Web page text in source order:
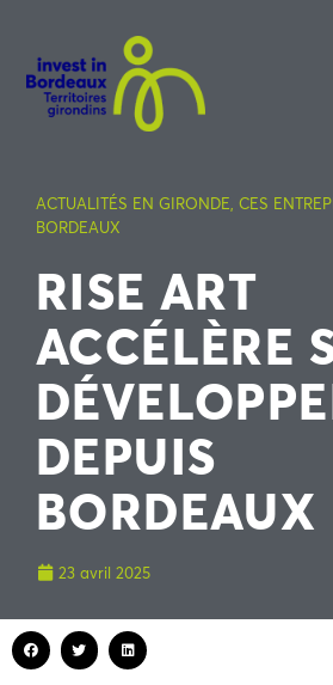
ACTUALITÉS EN GIRONDE, CES
BORDEAUX
RISE ART
ACCÉLÈRE
DEPUIS
BORDEAUX
23 avril 2025